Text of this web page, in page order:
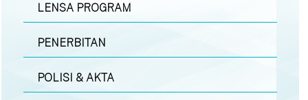
LENSA PROGRAM
PENERBITAN
POLISI & AKTA